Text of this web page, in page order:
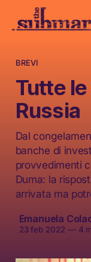
BREVI
Tutte
Russia
Dal
banche di
provvedimenti
Duma: la
arrivata ma
Emanuela
23 feb 2022 —4